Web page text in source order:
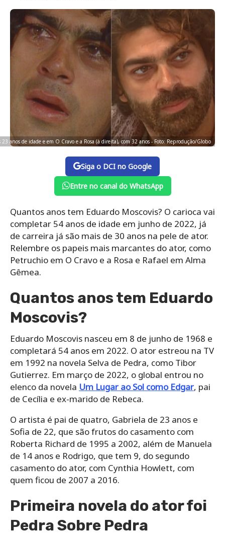
anos de idade e em O Cravo e a Rosa (à direita), com 32 anos - Foto: Reprodução/Globo
Siga o DCI no Google
Entre no canal do WhatsApp
Quantos anos tem Eduardo Moscovis? O carioca vai
completar 54 anos de idade em junho de 2022, já
de carreira já são mais de 30 anos na pele de ator.
Relembre os papeis mais marcantes do ator, como
Petruchio em O Cravo e a Rosa e Rafael em Alma
Gêmea.
Quantos anos tem Eduardo
Moscovis?
Eduardo Moscovis nasceu em 8 de junho de 1968 e
completará 54 anos em 2022. O ator estreou na TV
em 1992 na novela Selva de Pedra, como Tibor
Gutierrez. Em março de 2022, o global entrou no
elenco da novela Um Lugar ao Sol como Edgar, pai
de Cecília e ex-marido de Rebeca.
O artista é pai de quatro, Gabriela de 23 anos e
Sofia de 22, que são frutos do casamento com
Roberta Richard de 1995 a 2002, além de Manuela
de 14 anos e Rodrigo, que tem 9, do segundo
casamento do ator, com Cynthia Howlett, com
quem ficou de 2007 a 2016.
Primeira novela do ator foi
Pedra Sobre Pedra